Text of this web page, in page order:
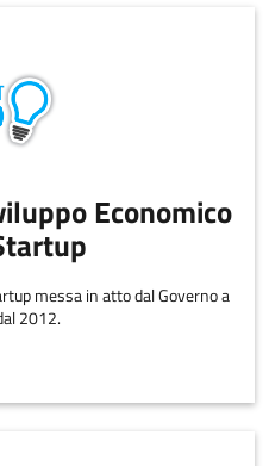
Economico
messa in atto dal Governo a
2012.